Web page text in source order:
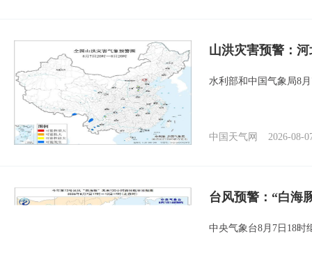
山洪灾害预警：
水利部和中国气象局8
中国天气网 2026-08-
台风预警：“白海
中央气象台8月7日18时